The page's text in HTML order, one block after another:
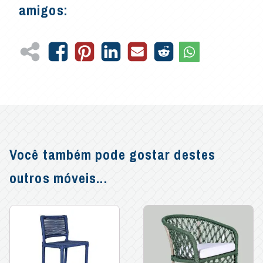
amigos:
Você também pode gostar destes
outros móveis...